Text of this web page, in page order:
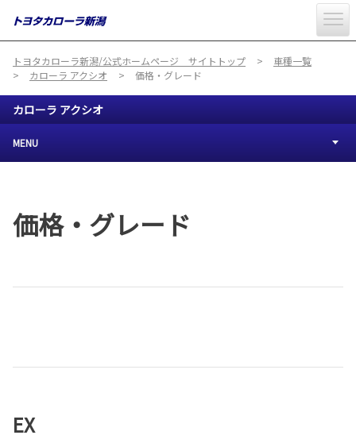
トヨタカローラ新潟/公式ホームページ サイトトップ
車種一覧
カローラ アクシオ
価格・グレード
カローラ アクシオ
MENU
価格・グレード
EX